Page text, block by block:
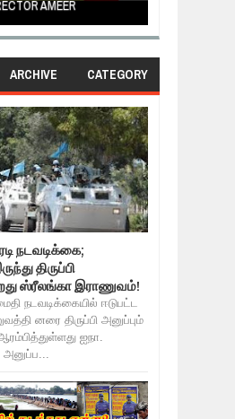
AMEER
ARCHIVE CATEGORY
நடவடிக்கை;
திருப்பி
ஸ்ரீலங்கா இராணுவம்!
நடவடிக்கையில் ஈடுபட்ட
னரை திருப்பி அனுப்பும்
ஐநா.
அனுப்ப...